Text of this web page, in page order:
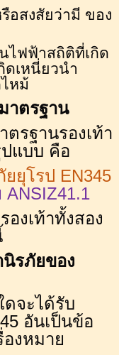
อสงสัยว่ามี ของ
ฟฟ้าสถิติที่เกิด
ดเหนี่ยวนำ
หม้
าตรฐาน
านรองเท้า
แบบ คือ
ยุโรป EN345
ANSIZ41.1
เท้าทั้งสอง
นิรภัยของ
ะได้รับ
อันเป็นข้อ
งหมาย